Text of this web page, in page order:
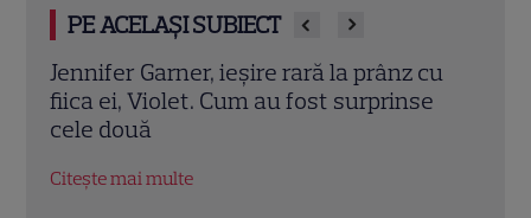
PE ACELAȘI SUBIECT
Jennifer Garner, ieșire rară la prânz cu
fiica ei, Violet. Cum au fost surprinse
cele două
Citește mai multe